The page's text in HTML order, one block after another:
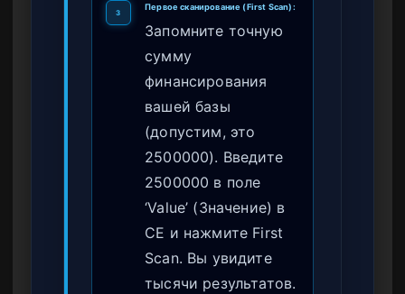
3
Первое сканирование (First Scan):
Запомните точную
сумму
финансирования
вашей базы
(допустим, это
2500000). Введите
2500000 в поле
‘Value’ (Значение) в
CE и нажмите First
Scan. Вы увидите
тысячи результатов.